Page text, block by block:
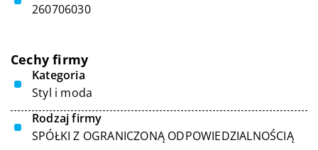
260706030
Cechy firmy
Kategoria
Styl i moda
Rodzaj firmy
SPÓŁKI Z OGRANICZONĄ ODPOWIEDZIALNOŚCIĄ